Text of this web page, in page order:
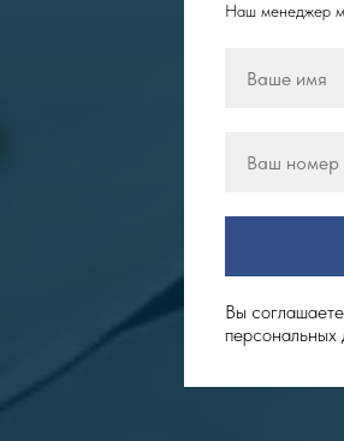
Наш менеджер
Вы
персональных